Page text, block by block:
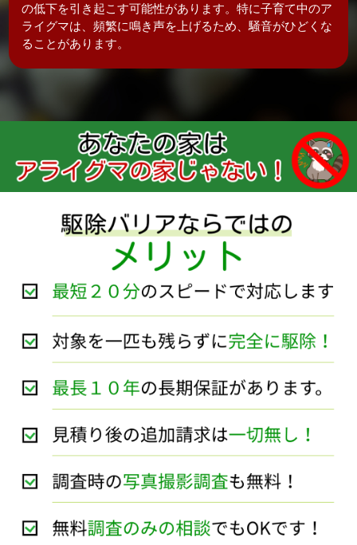
の低下を引き起こす可能性があります。特に子育て中のア
ライグマは、頻繁に鳴き声を上げるため、騒音がひどくな
ることがあります。